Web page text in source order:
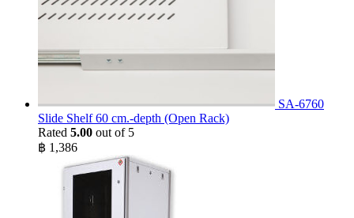
SA-6760
Slide Shelf 60 cm.-depth (Open Rack)
Rated 5.00 out of 5
฿ 1,386